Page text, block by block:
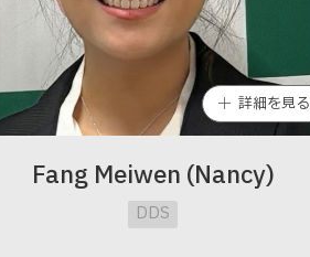
詳細を見る
Fang Meiwen (Nancy)
DDS